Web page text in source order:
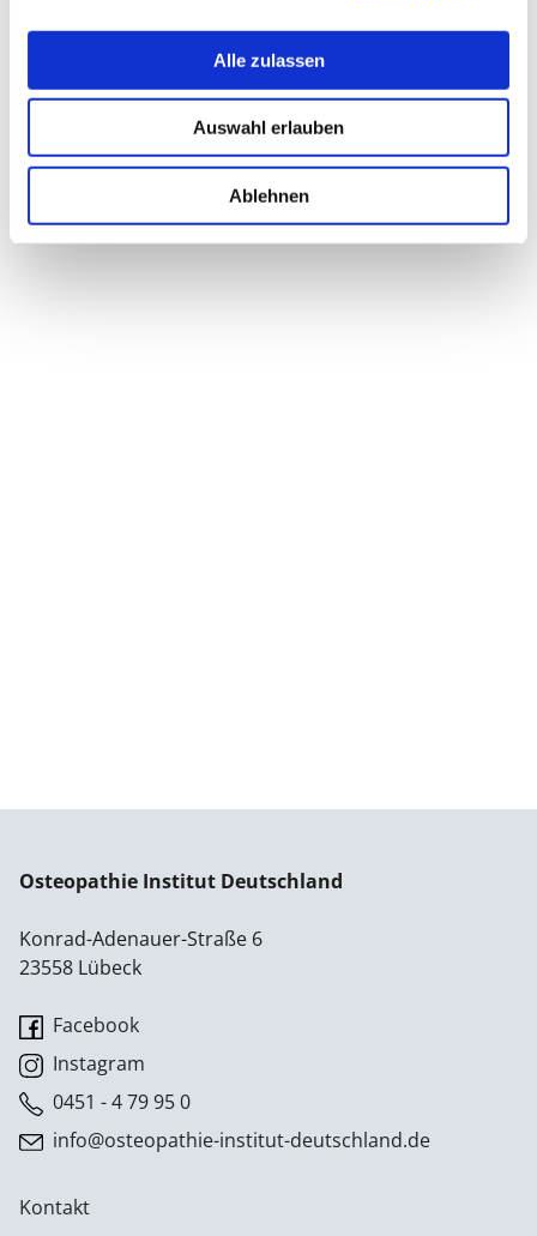
Alle zulassen
Auswahl erlauben
Ablehnen
Osteopathie Institut Deutschland
Konrad-Adenauer-Straße 6
23558 Lübeck
Facebook
Instagram
0451 - 4 79 95 0
info@osteopathie-institut-deutschland.de
Kontakt